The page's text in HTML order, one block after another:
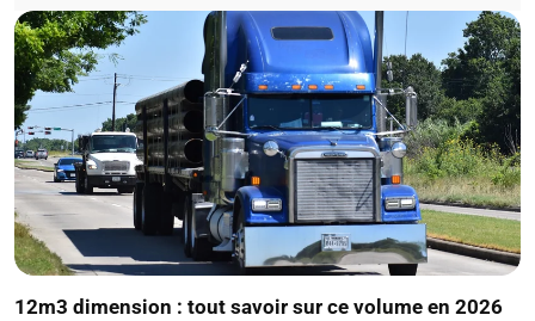
12m3 dimension : tout savoir sur ce volume en 2026